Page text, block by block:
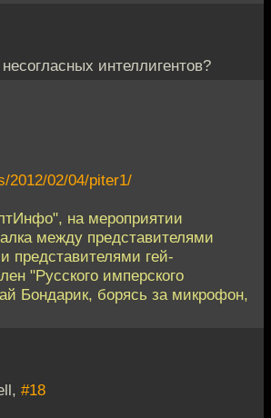
интеллигентов?
2012/02/04/piter1/
на мероприятии
между представителями
представителями гей-
"Русского имперского
Бондарик, борясь за микрофон,
#18